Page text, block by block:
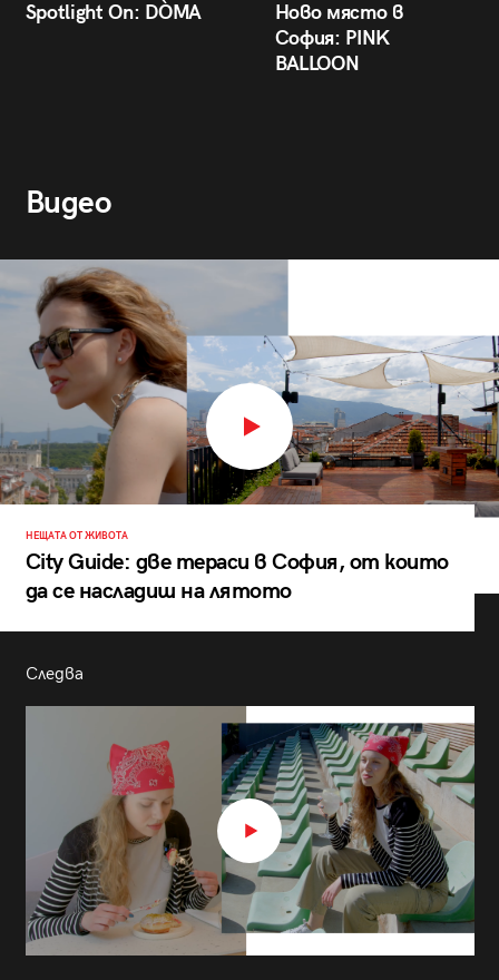
Spotlight On: DÒMA
Ново място в
София: PINK
BALLOON
Видео
НЕЩАТА ОТ ЖИВОТА
City Guide: две тераси в София, от които
да се насладиш на лятото
Следва